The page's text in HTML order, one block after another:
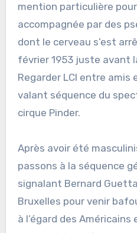
mention particulière
accompagnée par des
dont le cerveau s’est
février 1953 juste avant
Regarder LCI entre amis
valant séquence du
cirque Pinder.
Après avoir été
passons à la séquence
signalant Bernard
Bruxelles pour venir
à l’égard des